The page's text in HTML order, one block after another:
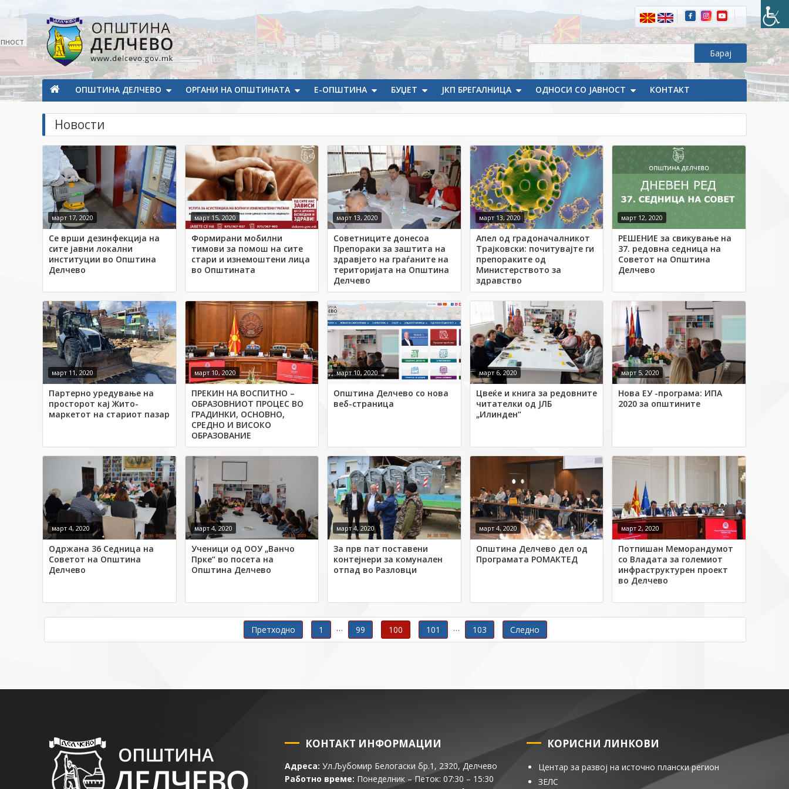
Општина Делчево
Општина Делчево
ОПШТИНА ДЕЛЧЕВО ОРГАНИ НА ОПШТИНАТА Е-ОПШТИНА БУЏЕТ ЈКП БРЕГАЛНИЦА ОДНОСИ СО ЈАВНОСТ КОНТАКТ
Новости
март 17, 2020
Се врши дезинфекција на
сите јавни локални
институции во Општина
Делчево
март 15, 2020
Формирани мобилни
тимови за помош на сите
стари и изнемоштени лица
во Општината
март 13, 2020
Советниците донесоа
Препораки за заштита на
здравјето на граѓаните на
територијата на Општина
Делчево
март 13, 2020
Апел од градоначалникот
Трајковски: почитувајте ги
препораките од
Министерството за
здравство
март 12, 2020
РЕШЕНИЕ за свикување на
37. редовна седница на
Советот на Општина
Делчево
март 11, 2020
Партерно уредување на
просторот кај Жито-
маркетот на стариот пазар
март 10, 2020
ПРЕКИН НА ВОСПИТНО –
ОБРАЗОВНИОТ ПРОЦЕС ВО
ГРАДИНКИ, ОСНОВНО,
СРЕДНО И ВИСОКО
ОБРАЗОВАНИЕ
март 10, 2020
Општина Делчево со нова
веб-страница
март 6, 2020
Цвеќе и книга за редовните
читателки од ЈЛБ
„Илинден“
март 5, 2020
Нова ЕУ -програма: ИПА
2020 за општините
март 4, 2020
Одржана 36 Седница на
Советот на Општина
Делчево
март 4, 2020
Ученици од ООУ „Ванчо
Прке“ во посета на
Општина Делчево
март 4, 2020
За прв пат поставени
контејнери за комунален
отпад во Разловци
март 4, 2020
Општина Делчево дел од
Програмата РОМАКТЕД
март 2, 2020
Потпишан Меморандумот
со Владата за големиот
инфраструктурен проект
во Делчево
Навигација со објавувања
Претходно 1 … 99 100 101 … 103 Следно
КОНТАКТ ИНФОРМАЦИИ
Адреса: Ул.Љубомир Белогаски бр.1, 2320, Делчево
Работно време: Понеделник – Петок: 07:30 – 15:30
КОРИСНИ ЛИНКОВИ
Центар за развој на источно плански регион
ЗЕЛС